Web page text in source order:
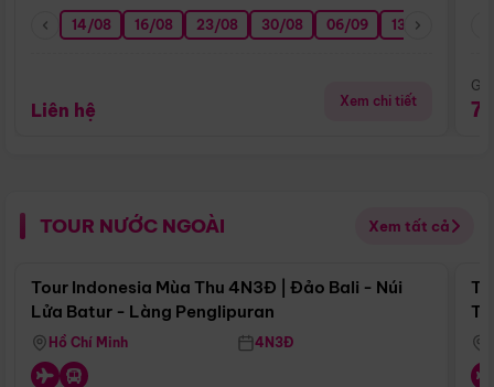
14/08 16/08 23/08 30/08 06/09 13/09
Liên hệ Xem chi tiết
TOUR NƯỚC NGOÀI Xem tất cả
Điểm nổi bật
Tour Indonesia Mùa Thu 4N3Đ | Đảo Bali - Núi
Lửa Batur - Làng Penglipuran
Hồ Chí Minh 4N3Đ